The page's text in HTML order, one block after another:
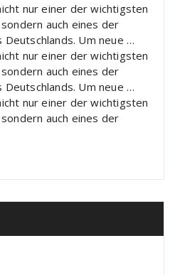
nur einer der wichtigsten
auch eines der
Um neue …
nur einer der wichtigsten
auch eines der
Um neue …
nur einer der wichtigsten
auch eines der